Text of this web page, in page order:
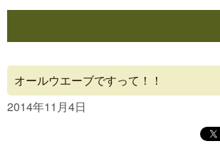
Concept
オールウエーブですって！！
2014年11月4日